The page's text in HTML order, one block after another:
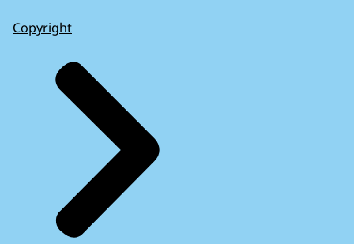
Copyright